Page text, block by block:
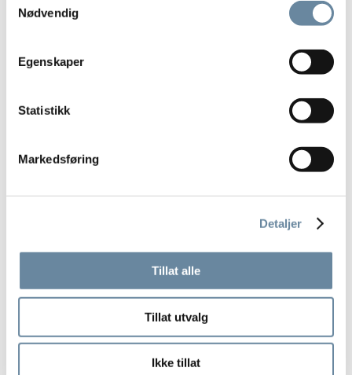
Nødvendig
Egenskaper
Statistikk
Markedsføring
Detaljer
Tillat alle
Tillat utvalg
Ikke tillat